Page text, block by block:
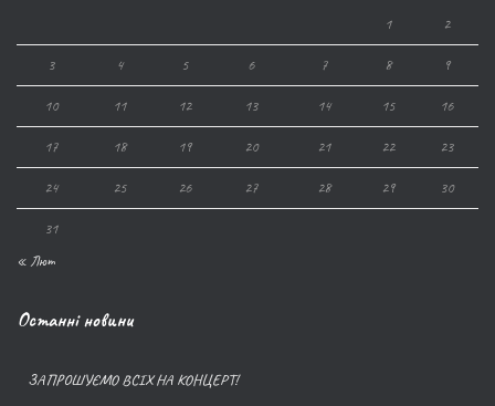
1 2
3 4 5 6 7 8 9
10 11 12 13 14 15 16
17 18 19 20 21 22 23
24 25 26 27 28 29 30
31
« Лют
Останні новини
ЗАПРОШУЄМО ВСІХ НА КОНЦЕРТ!